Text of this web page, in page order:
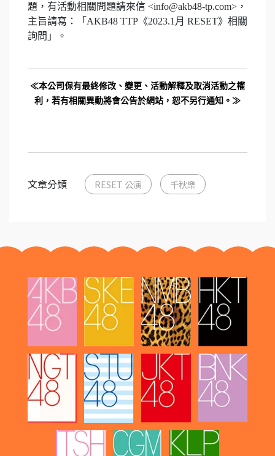
題，有活動相關問題請來信 <info@akb48-tp.com>，
主旨請寫：「AKB48 TTP《2023.1月 RESET》相關
詢問」。
≪本公司保有最終修改、變更、活動解釋及取消活動之權
利，若有相關異動將會公告於網站，恕不另行通知。≫
文章分類 RESET 公演 千秋樂